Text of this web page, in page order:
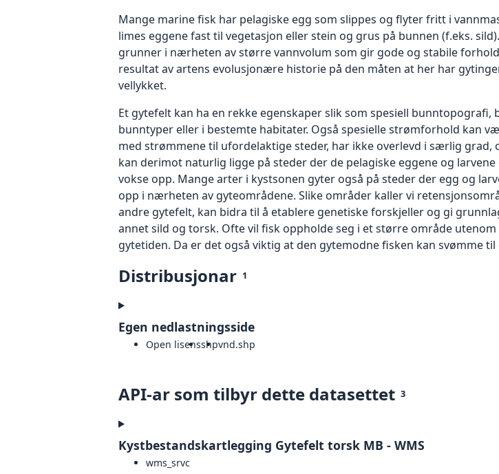
Mange marine fisk har pelagiske egg som slippes og flyter fritt i
limes eggene fast til vegetasjon eller stein og grus på bunnen (f.eks.
grunner i nærheten av større vannvolum som gir gode og stabile
resultat av artens evolusjonære historie på den måten at her har
vellykket.
Et gytefelt kan ha en rekke egenskaper slik som spesiell
bunntyper eller i bestemte habitater. Også spesielle strømforhold kan
med strømmene til ufordelaktige steder, har ikke overlevd i særlig
kan derimot naturlig ligge på steder der de pelagiske eggene og
vokse opp. Mange arter i kystsonen gyter også på steder der egg og
opp i nærheten av gyteområdene. Slike områder kaller vi
andre gytefelt, kan bidra til å etablere genetiske forskjeller og gi
annet sild og torsk. Ofte vil fisk oppholde seg i et større område
gytetiden. Da er det også viktig at den gytemodne fisken kan svømme
Distribusjonar 1
Egen nedlastningsside
Open lisensshpvnd.shp
API-ar som tilbyr dette datasettet 3
Kystbestandskartlegging Gytefelt torsk MB - WMS
wms_srvc